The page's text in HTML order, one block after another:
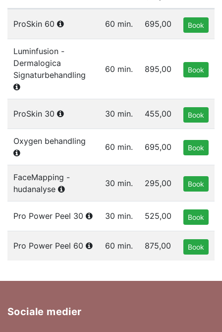
ProSkin 60 60 min. 695,00 Book
Luminfusion -
Dermalogica
Signaturbehandling
60 min. 895,00 Book
ProSkin 30 30 min. 455,00 Book
Oxygen behandling
60 min. 695,00 Book
FaceMapping -
hudanalyse
30 min. 295,00 Book
Pro Power Peel 30 30 min. 525,00 Book
Pro Power Peel 60 60 min. 875,00 Book
Sociale medier